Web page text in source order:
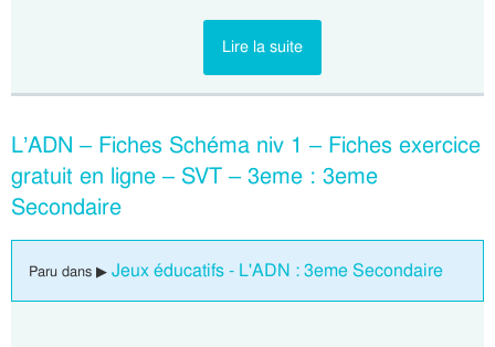
Lire la suite
L’ADN – Fiches Schéma niv 1 – Fiches exercice
gratuit en ligne – SVT – 3eme : 3eme
Secondaire
Paru dans ▶ Jeux éducatifs - L'ADN : 3eme Secondaire